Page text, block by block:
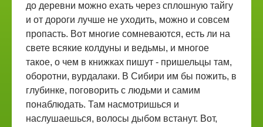
до деревни можно ехать через сплошную тайгу
и от дороги лучше не уходить, можно и совсем
пропасть. Вот многие сомневаются, есть ли на
свете всякие колдуны и ведьмы, и многое
такое, о чем в книжках пишут - пришельцы там,
оборотни, вурдалаки. В Сибири им бы пожить, в
глубинке, поговорить с людьми и самим
понаблюдать. Там насмотришься и
наслушаешься, волосы дыбом встанут. Вот,